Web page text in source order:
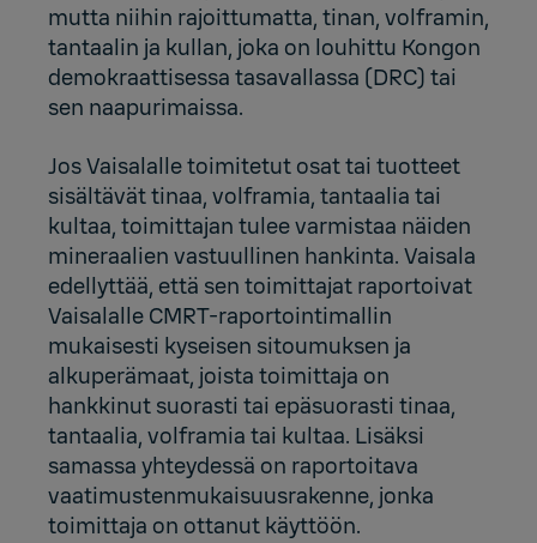
mutta niihin rajoittumatta, tinan, volframin,
tantaalin ja kullan, joka on louhittu Kongon
demokraattisessa tasavallassa (DRC) tai
sen naapurimaissa.
Jos Vaisalalle toimitetut osat tai tuotteet
sisältävät tinaa, volframia, tantaalia tai
kultaa, toimittajan tulee varmistaa näiden
mineraalien vastuullinen hankinta. Vaisala
edellyttää, että sen toimittajat raportoivat
Vaisalalle CMRT-raportointimallin
mukaisesti kyseisen sitoumuksen ja
alkuperämaat, joista toimittaja on
hankkinut suorasti tai epäsuorasti tinaa,
tantaalia, volframia tai kultaa. Lisäksi
samassa yhteydessä on raportoitava
vaatimustenmukaisuusrakenne, jonka
toimittaja on ottanut käyttöön.